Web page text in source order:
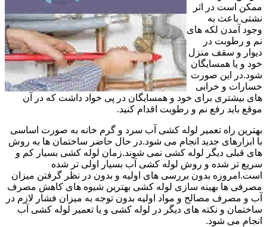
ممکن است در اثر
نشتی باعث به
وجود آمدن لکه های
نم و رطوبت در
دیوار و سقف منزل
خود و یا همسایگان
شود.در این صورت
خسارات و خرابی
های بیشتری برای خود و همسایگان در پی خواد داشت که در آن
موقع باید رفع نم و رطوبت اقدام کنید.
بهترین راه تعمیر لوله کشی آب سرد و گرم خانه به صورت اساسی
با ابزارهای جدید انجام می شود.در حال حاضر ساختمان ها به روش
های قبلی دیگر لوله کشی نمی شوند.زمان لوله کشی بسیار کم و
سریع تر شده و روش لوله کشی آب بسیار اولی تر شده
است.امروزه بدون بررسی های اولیه و بدون در نظر گرفتن میزان
مصرفی ها بهینه سازی لوله کشی بهترین شیوه های کاهش مصرف
آب و مصرف مصالح و مواد اولیه بدون توجه به میزان فشار لازم در
ساختمان و نکته های دیگر در لوله کشی و یا تعمیر لوله کشی آب
انجام می شود.